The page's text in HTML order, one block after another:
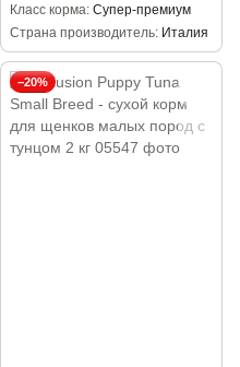
Класс корма Супер-премиум
Страна производитель Италия
−20%